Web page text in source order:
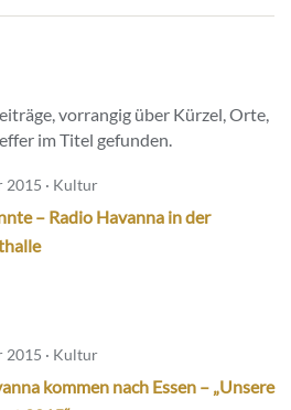
vorrangig über Kürzel, Orte,
im Titel gefunden.
2015 · Kultur
– Radio Havanna in der
2015 · Kultur
kommen nach Essen – „Unsere